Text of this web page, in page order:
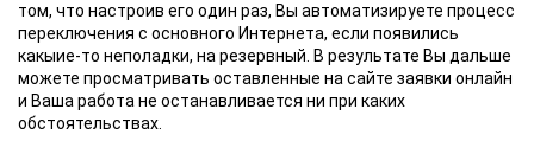
том, что настроив его один раз, Вы автоматизируете процесс
переключения с основного Интернета, если появились
какыие-то неполадки, на резервный. В результате Вы дальше
можете просматривать оставленные на сайте заявки онлайн
и Ваша работа не останавливается ни при каких
обстоятельствах.